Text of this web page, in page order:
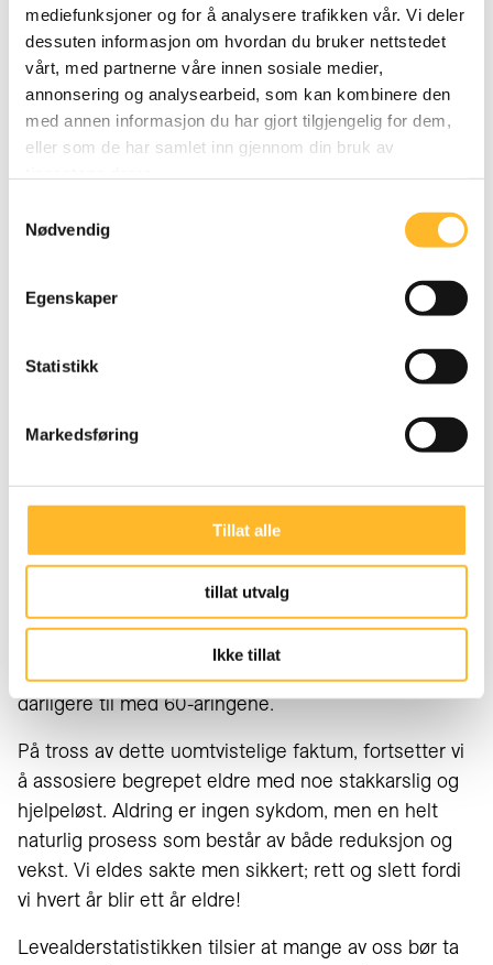
mediefunksjoner og for å analysere trafikken vår. Vi deler
dessuten informasjon om hvordan du bruker nettstedet
vårt, med partnerne våre innen sosiale medier,
annonsering og analysearbeid, som kan kombinere den
med annen informasjon du har gjort tilgjengelig for dem,
eller som de har samlet inn gjennom din bruk av
Nødvendig
Egenskaper
Statistikk
Markedsføring
Tillat alle
tillat utvalg
Ikke tillat
tiårene har forskerne bygget opp en gedigen
kunnskapsbank om hvordan aldringen har forandret
seg i Sverige de siste femti årene:
Siden 1970-tallet har det skjedd dramatiske
forbedringer av eldres helse og evner innen en
funksjon, lungefunksjon, hørsel og velbehag blitt
Forekomsten av sykdommer som depresjon,
demens og hjerte- og karsykdommer har gått
Motstandskraften mot sykdommer hos eldre har
Mange av oss blir
Forbedringene har skjedd i alle grupper. Og, dette
gjelder for 70-åringene! Da står det i hvert fall ikke
dårligere til med 60-åringene.
På tross av dette uomtvistelige faktum, fortsetter vi
å assosiere begrepet eldre med noe stakkarslig og
hjelpeløst. Aldring er ingen sykdom, men en helt
naturlig prosess som består av både reduksjon og
vekst. Vi eldes sakte men sikkert; rett og slett fordi
vi hvert år blir ett år eldre!
Levealderstatistikken tilsier at mange av oss bør ta